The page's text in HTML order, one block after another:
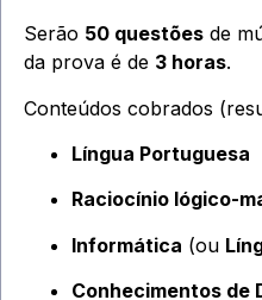
Serão 50 questões de
da prova é de 3 horas.
Conteúdos cobrados
Língua Portuguesa
Raciocínio lógico-
Informática (ou
Conhecimentos de